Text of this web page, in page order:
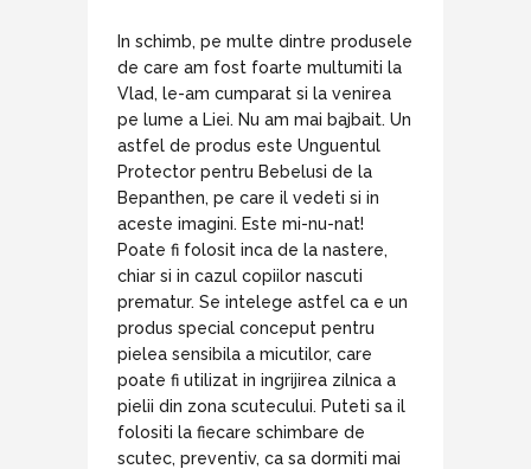
In schimb, pe multe dintre produsele
de care am fost foarte multumiti la
Vlad, le-am cumparat si la venirea
pe lume a Liei. Nu am mai bajbait. Un
astfel de produs este Unguentul
Protector pentru Bebelusi de la
Bepanthen, pe care il vedeti si in
aceste imagini. Este mi-nu-nat!
Poate fi folosit inca de la nastere,
chiar si in cazul copiilor nascuti
prematur. Se intelege astfel ca e un
produs special conceput pentru
pielea sensibila a micutilor, care
poate fi utilizat in ingrijirea zilnica a
pielii din zona scutecului. Puteti sa il
folositi la fiecare schimbare de
scutec, preventiv, ca sa dormiti mai